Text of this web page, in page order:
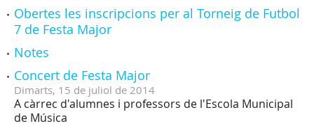
Obertes les inscripcions per al Torneig de Futbol
7 de Festa Major
Notes
Concert de Festa Major
Dimarts, 15 de juliol de 2014
A càrrec d'alumnes i professors de l'Escola Municipal
de Música